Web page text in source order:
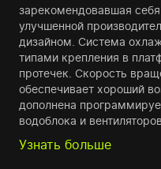
зарекомендовавшая
улучшенной
дизайном. Система
типами крепления в
протечек. Скорость
обеспечивает хороший
дополнена
водоблока и вентиляторов.
Узнать больше